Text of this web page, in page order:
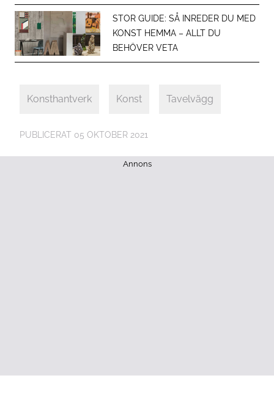
STOR GUIDE: SÅ INREDER DU MED
KONST HEMMA – ALLT DU
BEHÖVER VETA
Konsthantverk Konst Tavelvägg
PUBLICERAT 05 OKTOBER 2021
Annons